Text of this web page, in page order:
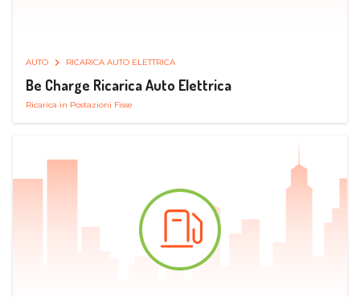
AUTO RICARICA AUTO ELETTRICA
Be Charge Ricarica Auto Elettrica
Ricarica in Postazioni Fisse